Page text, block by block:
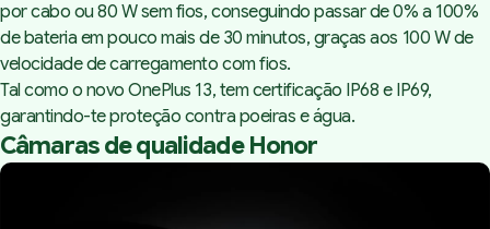
por cabo ou 80 W sem fios, conseguindo passar de 0% a 100%
de bateria em pouco mais de 30 minutos, graças aos 100 W de
velocidade de carregamento com fios.
Tal como o novo OnePlus 13, tem certificação IP68 e IP69,
garantindo-te proteção contra poeiras e água.
Câmaras de qualidade Honor